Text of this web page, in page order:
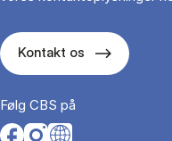
Kontakt os
Følg CBS på
Opens in a new tab
Opens in a new tab
Opens in a new tab